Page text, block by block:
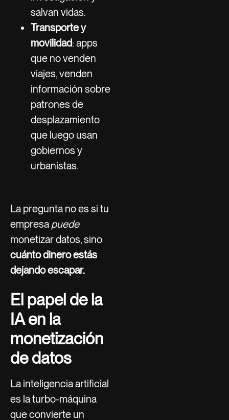
salvan vidas.
Transporte y
movilidad: apps
que no venden
viajes, venden
información sobre
patrones de
desplazamiento
que luego usan
gobiernos y
urbanistas.
La pregunta no es si tu
empresa puede
monetizar datos, sino
cuánto dinero estás
dejando escapar.
El papel de la
IA en la
monetización
de datos
La inteligencia artificial
es la turbo-máquina
que convierte un